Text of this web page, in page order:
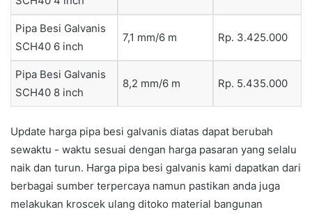
Pipa Besi Galvanis
SCH40 6 inch
7,1 mm/6 m Rp. 3.425.000
Pipa Besi Galvanis
SCH40 8 inch
8,2 mm/6 m Rp. 5.435.000
Update harga pipa besi galvanis diatas dapat berubah
sewaktu - waktu sesuai dengan harga pasaran yang selalu
naik dan turun. Harga pipa besi galvanis kami dapatkan dari
berbagai sumber terpercaya namun pastikan anda juga
melakukan kroscek ulang ditoko material bangunan